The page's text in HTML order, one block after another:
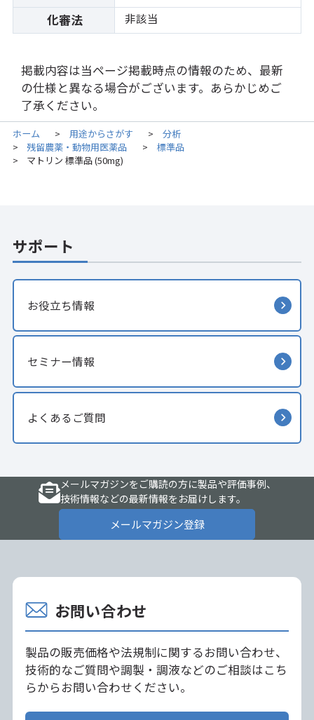
化審法 非該当
掲載内容は当ページ掲載時点の情報のため、最新
の仕様と異なる場合がございます。あらかじめご
了承ください。
ホーム > 用途からさがす > 分析
> 残留農薬・動物用医薬品 > 標準品
> マトリン 標準品 (50mg)
サポート
お役立ち情報
セミナー情報
よくあるご質問
メールマガジンをご購読の方に製品や評価事例、
技術情報などの最新情報をお届けします。
メールマガジン登録
お問い合わせ
製品の販売価格や法規制に関するお問い合わせ、
技術的なご質問や調製・調液などのご相談はこち
らからお問い合わせください。